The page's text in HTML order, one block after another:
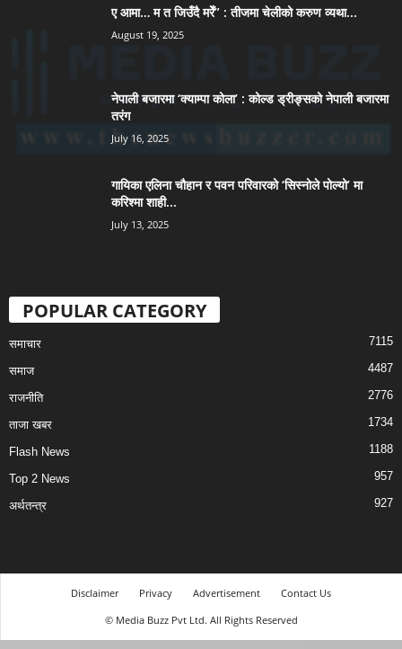
ए आमा… म त जिउँदै मरेँ” : तीजमा चेलीको करुण व्यथा...
August 19, 2025
नेपाली बजारमा ‘क्याम्पा कोला’ : कोल्ड ड्रीङ्सको नेपाली बजारमा
तरंग
July 16, 2025
गायिका एलिना चौहान र पवन परिवारको ‘सिस्नोले पोल्यो’ मा
करिश्मा शाही...
July 13, 2025
POPULAR CATEGORY
समाचार 7115
समाज 4487
राजनीति 2776
ताजा खबर 1734
Flash News 1188
Top 2 News 957
अर्थतन्त्र 927
Disclaimer Privacy Advertisement
Contact Us
© Media Buzz Pvt Ltd. All Rights Reserved